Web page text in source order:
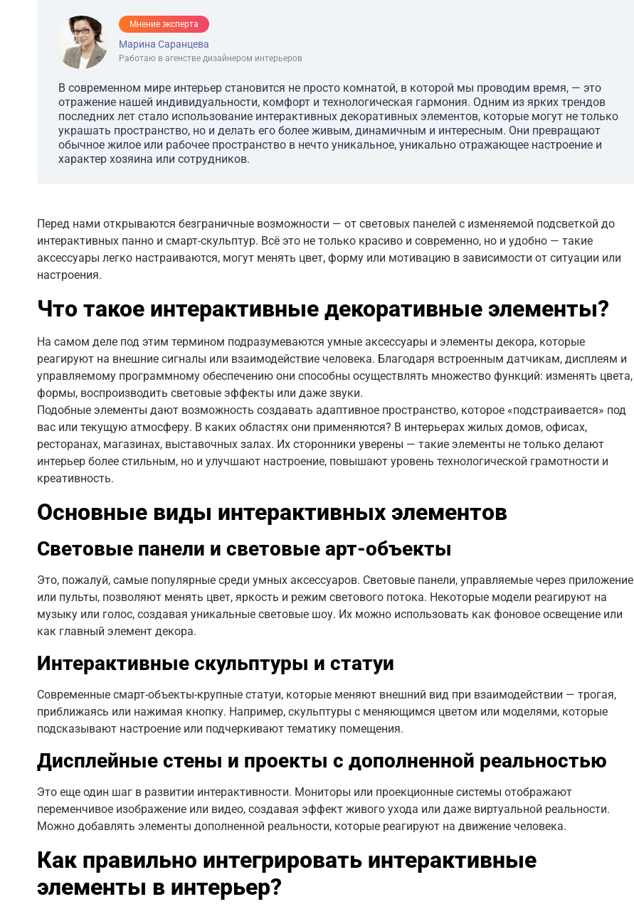
Мнение эксперта
Марина Саранцева
Работаю в агенстве дизайнером интерьеров
В современном мире интерьер становится не просто комнатой, в которой мы проводим время, — это
отражение нашей индивидуальности, комфорт и технологическая гармония. Одним из ярких трендов
последних лет стало использование интерактивных декоративных элементов, которые могут не только
украшать пространство, но и делать его более живым, динамичным и интересным. Они превращают
обычное жилое или рабочее пространство в нечто уникальное, уникально отражающее настроение и
характер хозяина или сотрудников.
Перед нами открываются безграничные возможности — от световых панелей с изменяемой подсветкой до
интерактивных панно и смарт-скульптур. Всё это не только красиво и современно, но и удобно — такие
аксессуары легко настраиваются, могут менять цвет, форму или мотивацию в зависимости от ситуации или
настроения.
Что такое интерактивные декоративные элементы?
На самом деле под этим термином подразумеваются умные аксессуары и элементы декора, которые
реагируют на внешние сигналы или взаимодействие человека. Благодаря встроенным датчикам, дисплеям и
управляемому программному обеспечению они способны осуществлять множество функций: изменять цвета,
формы, воспроизводить световые эффекты или даже звуки.
Подобные элементы дают возможность создавать адаптивное пространство, которое «подстраивается» под
вас или текущую атмосферу. В каких областях они применяются? В интерьерах жилых домов, офисах,
ресторанах, магазинах, выставочных залах. Их сторонники уверены — такие элементы не только делают
интерьер более стильным, но и улучшают настроение, повышают уровень технологической грамотности и
креативность.
Основные виды интерактивных элементов
Световые панели и световые арт-объекты
Это, пожалуй, самые популярные среди умных аксессуаров. Световые панели, управляемые через приложение
или пульты, позволяют менять цвет, яркость и режим светового потока. Некоторые модели реагируют на
музыку или голос, создавая уникальные световые шоу. Их можно использовать как фоновое освещение или
как главный элемент декора.
Интерактивные скульптуры и статуи
Современные смарт-объекты-крупные статуи, которые меняют внешний вид при взаимодействии — трогая,
приближаясь или нажимая кнопку. Например, скульптуры с меняющимся цветом или моделями, которые
подсказывают настроение или подчеркивают тематику помещения.
Дисплейные стены и проекты с дополненной реальностью
Это еще один шаг в развитии интерактивности. Мониторы или проекционные системы отображают
переменчивое изображение или видео, создавая эффект живого ухода или даже виртуальной реальности.
Можно добавлять элементы дополненной реальности, которые реагируют на движение человека.
Как правильно интегрировать интерактивные
элементы в интерьер?